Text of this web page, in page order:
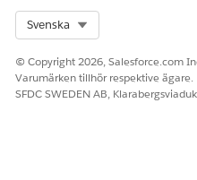
Svenska
© Copyright 2026, Salesforce.com
Varumärken tillhör respektive ägare.
SFDC SWEDEN AB,